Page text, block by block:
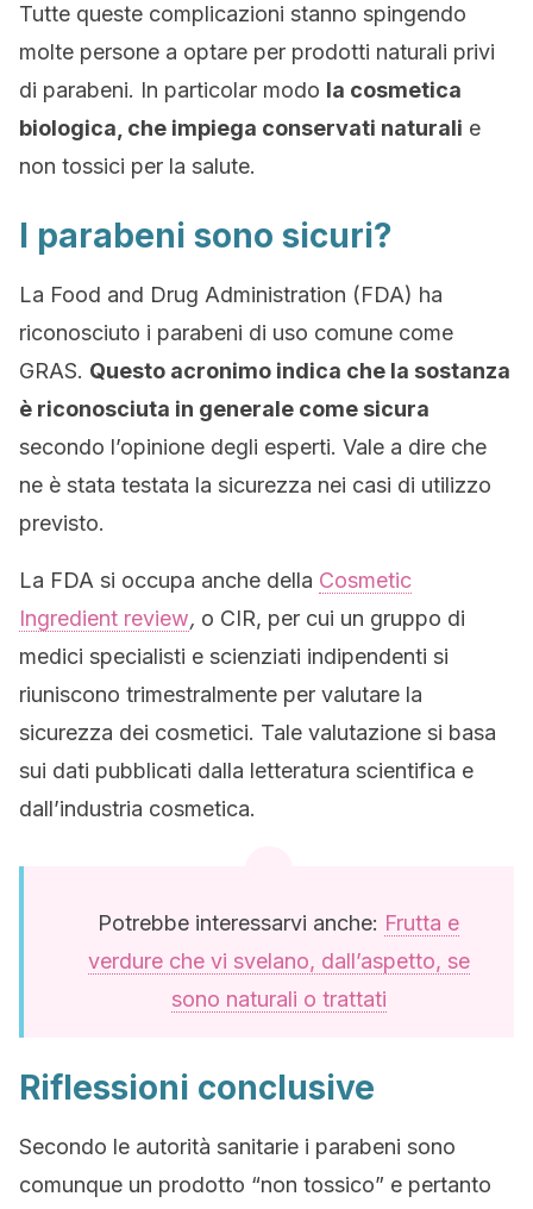
Tutte queste complicazioni stanno spingendo
molte persone a optare per prodotti naturali privi
di parabeni. In particolar modo la cosmetica
biologica, che impiega conservati naturali e
non tossici per la salute.
I parabeni sono sicuri?
La Food and Drug Administration (FDA) ha
riconosciuto i parabeni di uso comune come
GRAS. Questo acronimo indica che la sostanza
è riconosciuta in generale come sicura
secondo l’opinione degli esperti. Vale a dire che
ne è stata testata la sicurezza nei casi di utilizzo
previsto.
La FDA si occupa anche della Cosmetic
Ingredient review, o CIR, per cui un gruppo di
medici specialisti e scienziati indipendenti si
riuniscono trimestralmente per valutare la
sicurezza dei cosmetici. Tale valutazione si basa
sui dati pubblicati dalla letteratura scientifica e
dall’industria cosmetica.
Potrebbe interessarvi anche: Frutta e
verdure che vi svelano, dall’aspetto, se
sono naturali o trattati
Riflessioni conclusive
Secondo le autorità sanitarie i parabeni sono
comunque un prodotto “non tossico” e pertanto